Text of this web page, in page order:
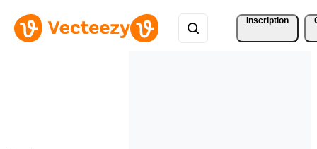
Inscription